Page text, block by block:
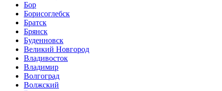
Бор
Борисоглебск
Братск
Брянск
Буденновск
Великий Новгород
Владивосток
Владимир
Волгоград
Волжский